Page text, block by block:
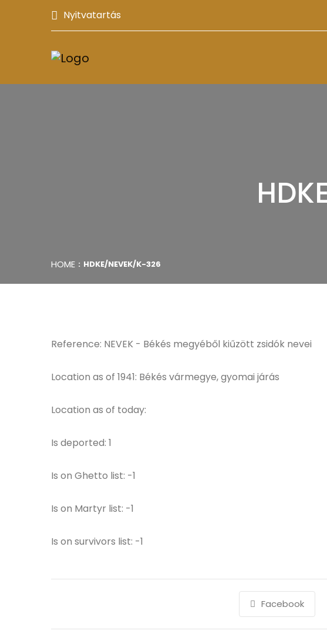
Nyitvatartás
HOME HDKE/NEVEK/K-326
Reference: NEVEK - Békés megyéből kiűzött zsidók nevei
Location as of 1941: Békés vármegye, gyomai járás
Location as of today:
Is deported: 1
Is on Ghetto list: -1
Is on Martyr list: -1
Is on survivors list: -1
Facebook